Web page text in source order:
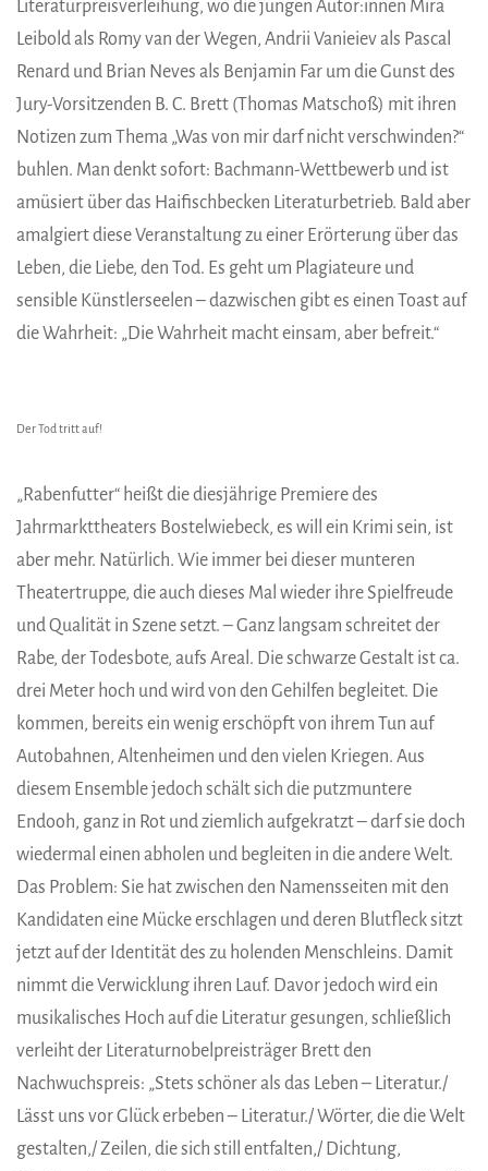
Literaturpreisverleihung, wo die jungen Autor:innen Mira
Leibold als Romy van der Wegen, Andrii Vanieiev als Pascal
Renard und Brian Neves als Benjamin Far um die Gunst des
Jury-Vorsitzenden B. C. Brett (Thomas Matschoß) mit ihren
Notizen zum Thema „Was von mir darf nicht verschwinden?“
buhlen. Man denkt sofort: Bachmann-Wettbewerb und ist
amüsiert über das Haifischbecken Literaturbetrieb. Bald aber
amalgiert diese Veranstaltung zu einer Erörterung über das
Leben, die Liebe, den Tod. Es geht um Plagiateure und
sensible Künstlerseelen – dazwischen gibt es einen Toast auf
die Wahrheit: „Die Wahrheit macht einsam, aber befreit.“
Der Tod tritt auf!
„Rabenfutter“ heißt die diesjährige Premiere des
Jahrmarkttheaters Bostelwiebeck, es will ein Krimi sein, ist
aber mehr. Natürlich. Wie immer bei dieser munteren
Theatertruppe, die auch dieses Mal wieder ihre Spielfreude
und Qualität in Szene setzt. – Ganz langsam schreitet der
Rabe, der Todesbote, aufs Areal. Die schwarze Gestalt ist ca.
drei Meter hoch und wird von den Gehilfen begleitet. Die
kommen, bereits ein wenig erschöpft von ihrem Tun auf
Autobahnen, Altenheimen und den vielen Kriegen. Aus
diesem Ensemble jedoch schält sich die putzmuntere
Endooh, ganz in Rot und ziemlich aufgekratzt – darf sie doch
wiedermal einen abholen und begleiten in die andere Welt.
Das Problem: Sie hat zwischen den Namensseiten mit den
Kandidaten eine Mücke erschlagen und deren Blutfleck sitzt
jetzt auf der Identität des zu holenden Menschleins. Damit
nimmt die Verwicklung ihren Lauf. Davor jedoch wird ein
musikalisches Hoch auf die Literatur gesungen, schließlich
verleiht der Literaturnobelpreisträger Brett den
Nachwuchspreis: „Stets schöner als das Leben – Literatur./
Lässt uns vor Glück erbeben – Literatur./ Wörter, die die Welt
gestalten,/ Zeilen, die sich still entfalten,/ Dichtung,